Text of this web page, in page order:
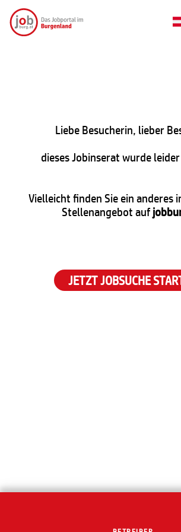
Liebe Besucherin, lieber
dieses Jobinserat wurde
Vielleicht finden Sie ein anderes
Stellenangebot auf
JETZT JOBSUCHE